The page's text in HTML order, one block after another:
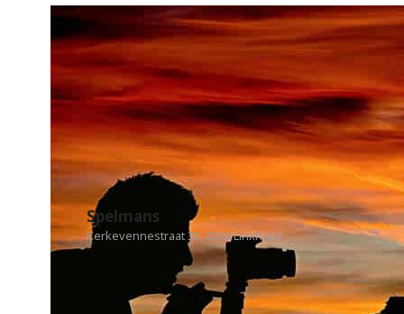
Spelmans
Kerkevennestraat 35, 3560 Linkhout